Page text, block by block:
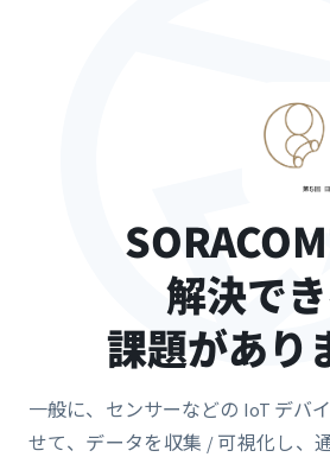
SORACOM
解決で
課題があり
一般に、センサーなどの IoT デバ
せて、データを収集 / 可視化し、